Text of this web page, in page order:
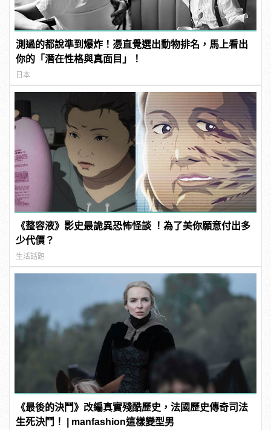
測過的都說準到爆炸！憑直覺選出動物排名，馬上看出
你的「潛在性格與真面目」！
日本
《整容液》影史最詭異恐怖怪談 ！為了美你願意付出多
少代價？
生活話題
《最後的決鬥》改編真實殘酷歷史，法國歷史傳奇司法
生死決鬥！ | manfashion這樣變型男